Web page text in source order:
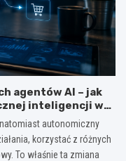
agentów AI – jak
inteligencji w
autonomiczny
korzystać z różnych
To właśnie ta zmiana